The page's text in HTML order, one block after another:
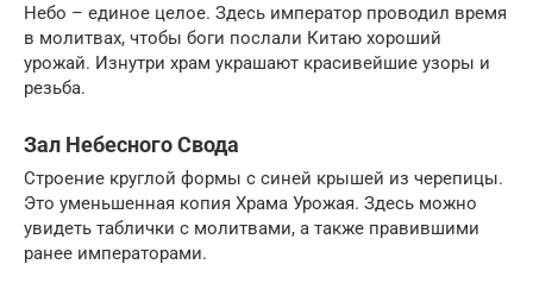
Небо – единое целое. Здесь император проводил время
в молитвах, чтобы боги послали Китаю хороший
урожай. Изнутри храм украшают красивейшие узоры и
резьба.
Зал Небесного Свода
Строение круглой формы с синей крышей из черепицы.
Это уменьшенная копия Храма Урожая. Здесь можно
увидеть таблички с молитвами, а также правившими
ранее императорами.